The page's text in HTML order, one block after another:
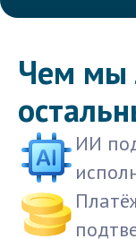
Чем мы
ИИ